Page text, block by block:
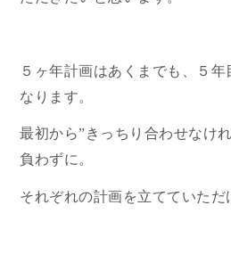
５ヶ年計画はあくまでも、５
なります。
最初から”きっちり合わせなけ
負わずに。
それぞれの計画を立てていただ